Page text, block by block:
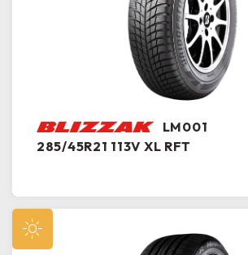
LM001
285/45R21 113V XL RFT